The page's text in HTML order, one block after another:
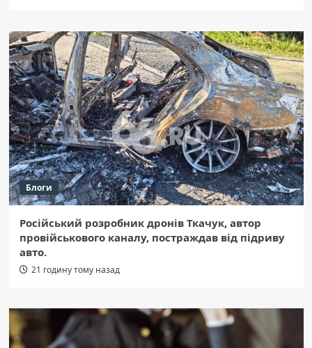
Блоги
Російський розробник дронів Ткачук, автор
провійськового каналу, постраждав від підриву
авто.
21 годину тому назад